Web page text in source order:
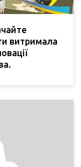
витримала